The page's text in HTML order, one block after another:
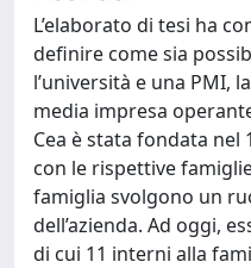
L’elaborato di tesi ha
definire come sia
l’università e una PMI,
media impresa
Cea è stata fondata nel
con le rispettive
famiglia svolgono un
dell’azienda. Ad oggi,
di cui 11 interni alla